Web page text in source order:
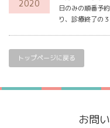
2020
日のみの順番予
り、診療終了の
トップページに戻る
お問